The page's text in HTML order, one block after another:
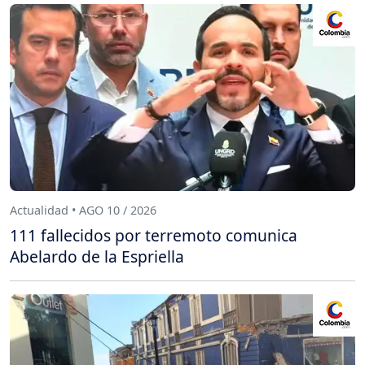
Actualidad • AGO 10 / 2026
111 fallecidos por terremoto comunica
Abelardo de la Espriella